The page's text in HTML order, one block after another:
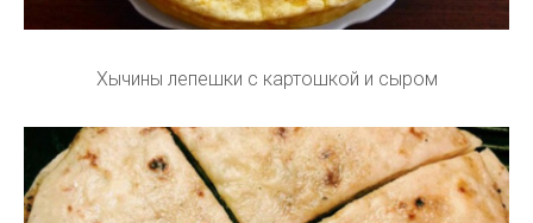
Хычины лепешки с картошкой и сыром